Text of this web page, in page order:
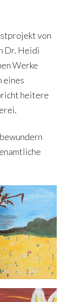
von
Dr. Heidi
Werke
eines
heitere